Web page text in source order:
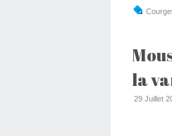
la
29 Juillet